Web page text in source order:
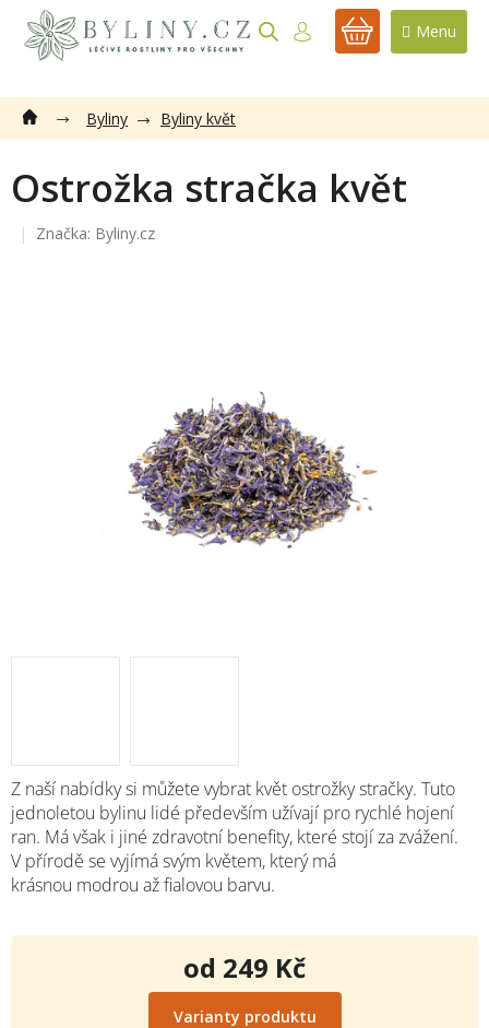
obsah
NÁKUPNÍ
Byliny Byliny květ
Ostrožka stračka květ
Značka: Byliny.cz
Z naší nabídky si můžete vybrat květ ostrožky stračky. Tuto
jednoletou bylinu lidé především užívají pro rychlé hojení
ran. Má však i jiné zdravotní benefity, které stojí za zvážení.
V přírodě se vyjímá svým květem, který má
krásnou modrou až fialovou barvu.
od 249 Kč
Měrná
cena:
Varianty produktu